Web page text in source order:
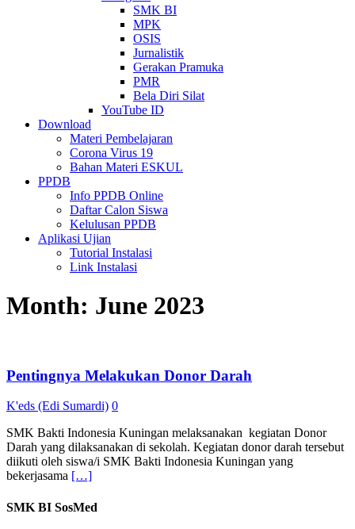
SMK BI
MPK
OSIS
Jurnalistik
Gerakan Pramuka
PMR
Bela Diri Silat
YouTube ID
Download
Materi Pembelajaran
Corona Virus 19
Bahan Materi ESKUL
PPDB
Info PPDB Online
Daftar Calon Siswa
Kelulusan PPDB
Aplikasi Ujian
Tutorial Instalasi
Link Instalasi
Month: June 2023
Pentingnya Melakukan Donor Darah
K'eds (Edi Sumardi) 0
SMK Bakti Indonesia Kuningan melaksanakan kegiatan Donor
Darah yang dilaksanakan di sekolah. Kegiatan donor darah tersebut
diikuti oleh siswa/i SMK Bakti Indonesia Kuningan yang
bekerjasama […]
SMK BI SosMed